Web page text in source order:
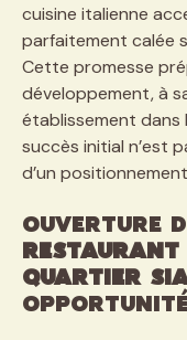
cuisine italienne
parfaitement calée
Cette promesse
développement, à
établissement dans
succès initial n’est
d’un
Ouverture
restaurant
quartier